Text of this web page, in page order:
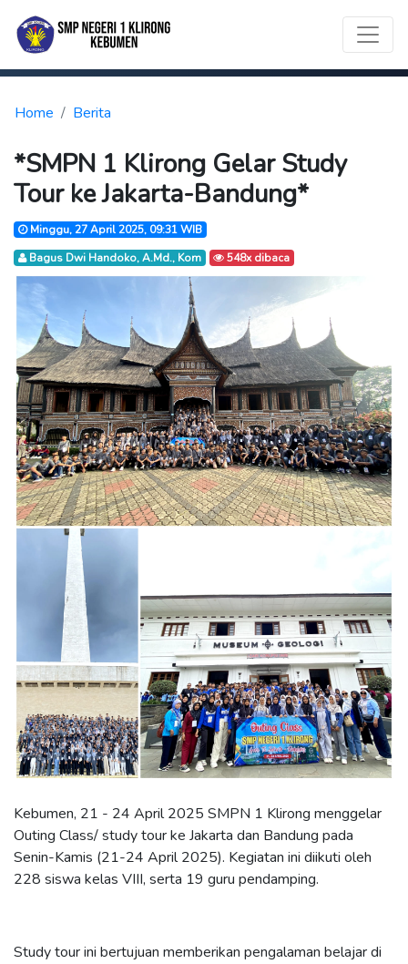
Home Berita
*SMPN 1 Klirong Gelar Study
Tour ke Jakarta-Bandung*
Minggu, 27 April 2025, 09:31 WIB
Bagus Dwi Handoko, A.Md., Kom
548x dibaca
Kebumen, 21 - 24 April 2025 SMPN 1 Klirong menggelar
Outing Class/ study tour ke Jakarta dan Bandung pada
Senin-Kamis (21-24 April 2025). Kegiatan ini diikuti oleh
228 siswa kelas VIII, serta 19 guru pendamping.
Study tour ini bertujuan memberikan pengalaman belajar di